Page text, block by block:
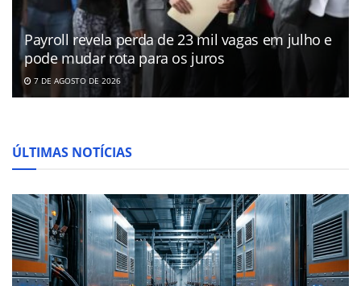
Payroll revela perda de 23 mil vagas em julho e
pode mudar rota para os juros
7 DE AGOSTO DE 2026
ÚLTIMAS NOTÍCIAS